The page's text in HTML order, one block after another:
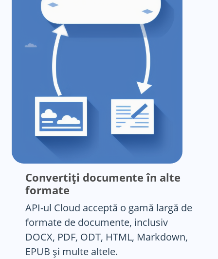
Convertiți documente în alte
formate
API-ul Cloud acceptă o gamă largă de
formate de documente, inclusiv
DOCX, PDF, ODT, HTML, Markdown,
EPUB și multe altele.